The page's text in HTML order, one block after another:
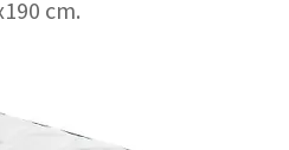
cm.